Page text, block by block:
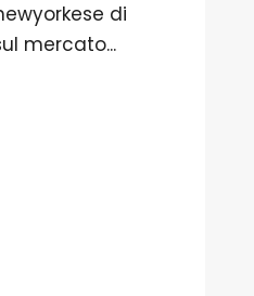
di
mercato...